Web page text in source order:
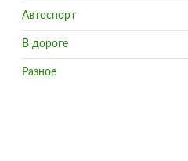
Автоспорт
В дороге
Разное